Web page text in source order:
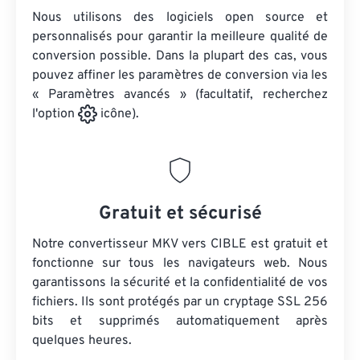
Nous utilisons des logiciels open source et
personnalisés pour garantir la meilleure qualité de
conversion possible. Dans la plupart des cas, vous
pouvez affiner les paramètres de conversion via les
« Paramètres avancés » (facultatif, recherchez
l'option
icône).
Gratuit et sécurisé
Notre convertisseur MKV vers CIBLE est gratuit et
fonctionne sur tous les navigateurs web. Nous
garantissons la sécurité et la confidentialité de vos
fichiers. Ils sont protégés par un cryptage SSL 256
bits et supprimés automatiquement après
quelques heures.